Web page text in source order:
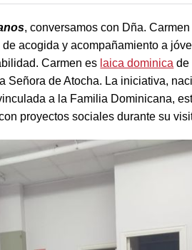
, conversamos con Dña. Carmen
de acogida y acompañamiento a
Carmen es laica dominica de
Señora de Atocha. La iniciativa,
a la Familia Dominicana,
proyectos sociales durante su